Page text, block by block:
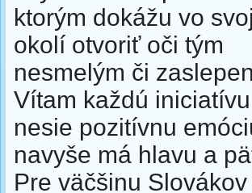
ktorým dokážu vo
okolí otvoriť oči tým
nesmelým či
Vítam každú
nesie pozitívnu
navyše má hlavu a
Pre väčšinu Slovákov